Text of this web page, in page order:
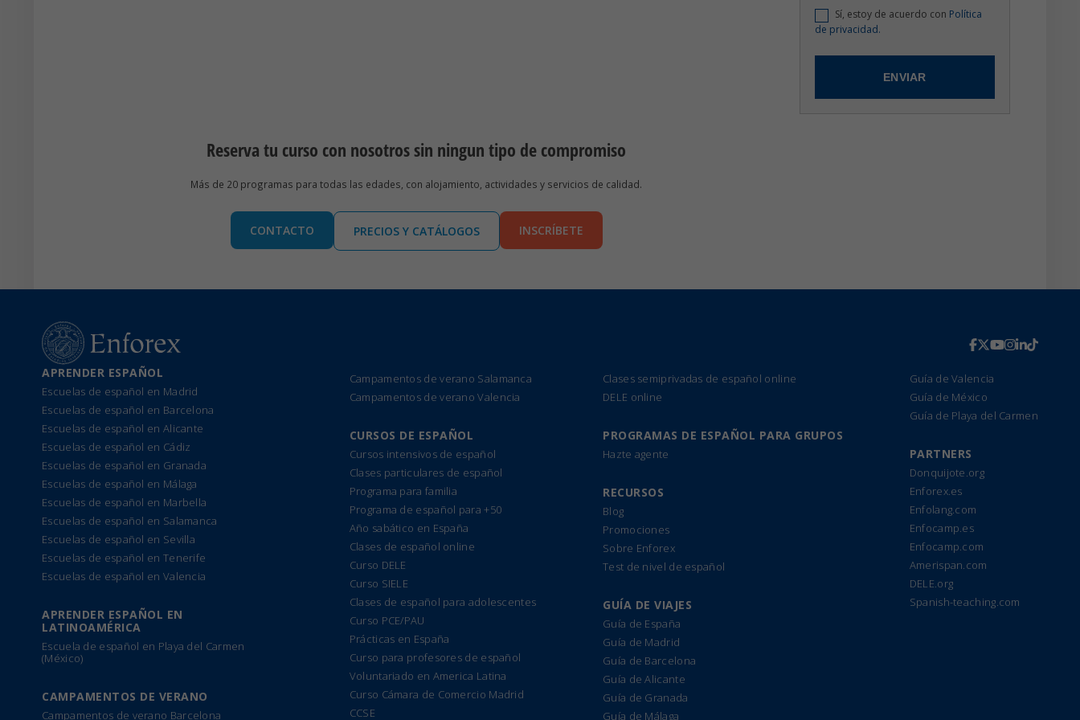
Sí, estoy de acuerdo con Política
de privacidad.
Reserva tu curso con nosotros sin ningun tipo de compromiso
Más de 20 programas para todas las edades, con alojamiento, actividades y servicios de calidad.
CONTACTO PRECIOS Y CATÁLOGOS INSCRÍBETE
APRENDER ESPAÑOL
Escuelas de español en Madrid
Escuelas de español en Barcelona
Escuelas de español en Alicante
Escuelas de español en Cádiz
Escuelas de español en Granada
Escuelas de español en Málaga
Escuelas de español en Marbella
Escuelas de español en Salamanca
Escuelas de español en Sevilla
Escuelas de español en Tenerife
Escuelas de español en Valencia
APRENDER ESPAÑOL EN
LATINOAMÉRICA
Escuela de español en Playa del Carmen
(México)
CAMPAMENTOS DE VERANO
Campamentos de verano Barcelona
Campamentos de verano Salamanca
Campamentos de verano Valencia
CURSOS DE ESPAÑOL
Cursos intensivos de español
Clases particulares de español
Programa para familia
Programa de español para +50
Año sabático en España
Clases de español online
Curso DELE
Curso SIELE
Clases de español para adolescentes
Curso PCE/PAU
Prácticas en España
Curso para profesores de español
Voluntariado en America Latina
Curso Cámara de Comercio Madrid
CCSE
Clases semiprivadas de español online
DELE online
PROGRAMAS DE ESPAÑOL PARA GRUPOS
Hazte agente
RECURSOS
Blog
Promociones
Sobre Enforex
Test de nivel de español
GUÍA DE VIAJES
Guía de España
Guía de Madrid
Guía de Barcelona
Guía de Alicante
Guía de Granada
Guía de Málaga
Guía de Valencia
Guía de México
Guía de Playa del Carmen
PARTNERS
Donquijote.org
Enforex.es
Enfolang.com
Enfocamp.es
Enfocamp.com
Amerispan.com
DELE.org
Spanish-teaching.com